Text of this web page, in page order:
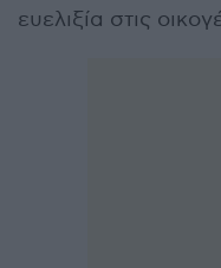
ευελιξία στις